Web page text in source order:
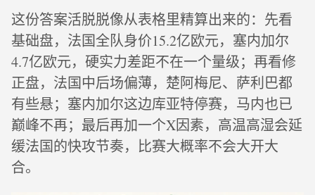
这份答案活脱脱像从表格里精算出来的：先看
基础盘，法国全队身价15.2亿欧元，塞内加尔
4.7亿欧元，硬实力差距不在一个量级；再看修
正盘，法国中后场偏薄，楚阿梅尼、萨利巴都
有些悬；塞内加尔这边库亚特停赛，马内也已
巅峰不再；最后再加一个X因素，高温高湿会延
缓法国的快攻节奏，比赛大概率不会大开大
合。